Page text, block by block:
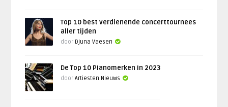
Top 10 best verdienende concerttournees
aller tijden
door Djuna Vaesen
De Top 10 Pianomerken in 2023
doorArtiesten Nieuws